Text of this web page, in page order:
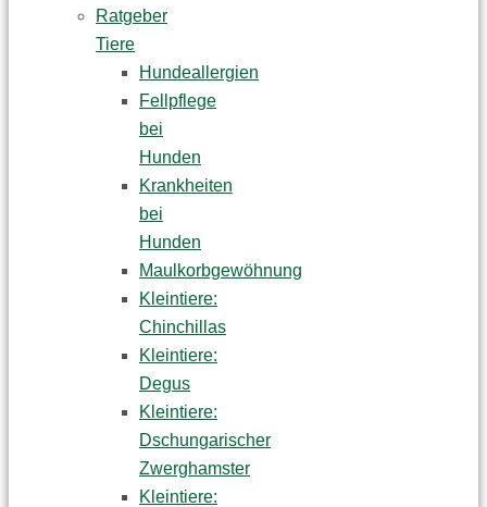
Ratgeber
Tiere
Hundeallergien
Fellpflege
bei
Hunden
Krankheiten
bei
Hunden
Maulkorbgewöhnung
Kleintiere:
Chinchillas
Kleintiere:
Degus
Kleintiere:
Dschungarischer
Zwerghamster
Kleintiere: